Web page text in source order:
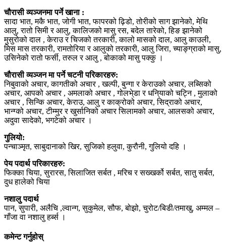
चौरासी व्यञ्जनमा पर्ने खाना :
सादा भात, मकै भात, जोगी भात, फापरको ढ़िडो, तोरीको साग झानेको, मेथि
आलु, रातो सिमी र आलु, कालिजको मासु रस, बदेल तारेको, हिङ झानेको
मुसुरोको दाल , केराउ र चिजको तरकारी, कालो मासको दाल, आलु काउली,
मिस मास तरकारी, रामतोरिया र आलुको तरकारी, आलु जिरा, च्याङ्ग्राको मासु,
उसिनेको रातो फर्सी, तरुल र आलु , बोकाको मासु पक्कु ।
चौरासी व्यञ्जन मा पर्ने चटनी परिकारहरु:
निबुवाको अचार, कागतीको अचार , खल्पी, बुन्गा र केराउको अचार, लब्सिको
अचार, आपको अचार , अमलाको अचार , गोलभे्डा र धनि्याको चट्नि , मुलाको
अचार , सिन्कि अचार, केराउ, आलु र काक्रोको अचार, सिद्राको अचार,
भान्ग्को अचार, टीम्मुर र खुर्सानिको अचार सिलामको अचार, आलसको अचार,
अदुवा सादेको, भगटेको अचार ।
गुलियो:
पन्चाञ्मृत, साबुदानाको खिर, सुजिको हलुवा, कुरौनी, गुलियो दहि ।
पेय पदार्थ परिकारहरु:
फिक्का चिया, सुरारस, सिलाजित सर्बत , मरिच र सख्खर्को सर्बत, सातु सर्बत,
दुध हालेको चिया
नशालु पदार्थ
पान, सुपारी, अलैचि ,ल्वान्ग, सुकुमेल, सौफ, बोझो, चुरोट/बिडी/तमाखु, अम्मल –
गाँजा वा नशालु हर्ब्स ।
कमेन्ट गर्नुहोस्